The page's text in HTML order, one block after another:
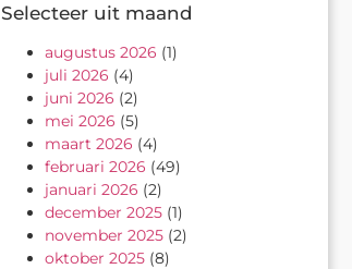
Selecteer uit maand
augustus 2026 (1)
juli 2026 (4)
juni 2026 (2)
mei 2026 (5)
maart 2026 (4)
februari 2026 (49)
januari 2026 (2)
december 2025 (1)
november 2025 (2)
oktober 2025 (8)